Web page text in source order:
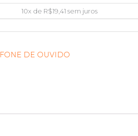
10x de R$19,41 sem juros
FONE DE OUVIDO